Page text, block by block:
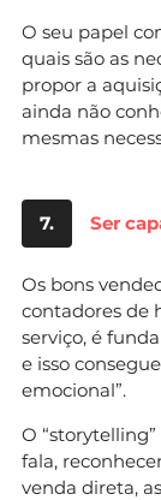
O seu papel
quais são as
propor a
ainda não
mesmas
7. Ser
Os bons
contadores de
serviço, é
e isso
emocional”.
O
fala,
venda direta,